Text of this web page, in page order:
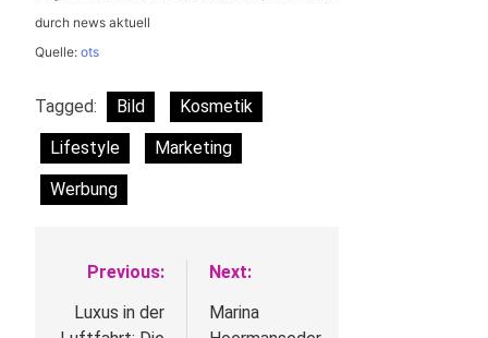
durch news aktuell
Quelle: ots
Tagged: Bild
Kosmetik
Lifestyle
Marketing
Werbung
Beitragsnavigation
Previous:
Luxus in der
Next:
Marina